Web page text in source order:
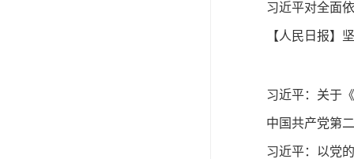
习近平对全面
中国共产党第
习近平：以党